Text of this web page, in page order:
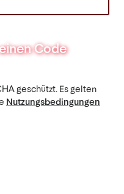
Code
geschützt. Es gelten
Nutzungsbedingungen